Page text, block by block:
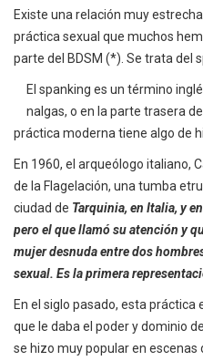
Existe una relación muy
práctica sexual que muchos
parte del BDSM (*). Se trata del
El spanking es un término
nalgas, o en la parte trasera
práctica moderna tiene algo de
En 1960, el arqueólogo italiano,
de la Flagelación, una tumba
ciudad de Tarquinia, en Italia, y
pero el que llamó su atención y
mujer desnuda entre dos
sexual. Es la primera
En el siglo pasado, esta
que le daba el poder y dominio
se hizo muy popular en escenas